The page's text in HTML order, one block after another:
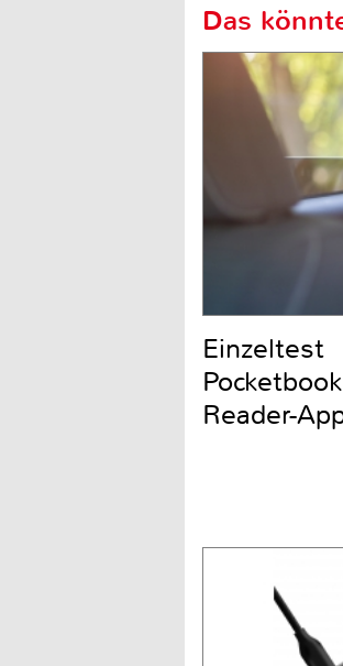
Das
Einzeltest
Pocketbook
Reader-